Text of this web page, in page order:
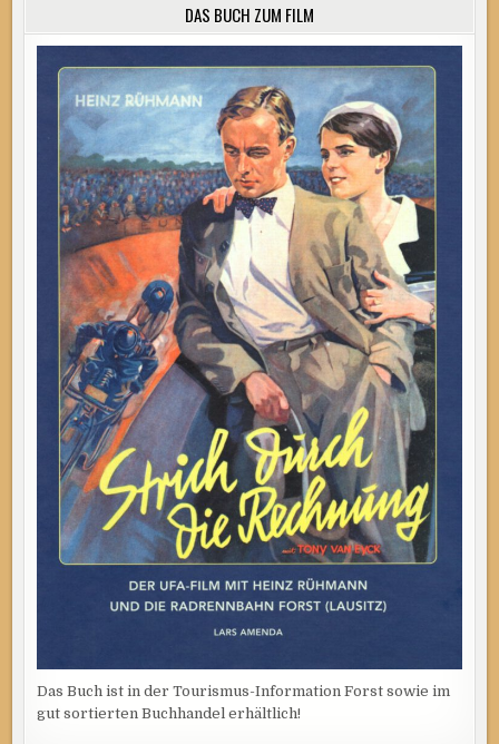
DAS BUCH ZUM FILM
Das Buch ist in der Tourismus-Information Forst sowie im
gut sortierten Buchhandel erhältlich!